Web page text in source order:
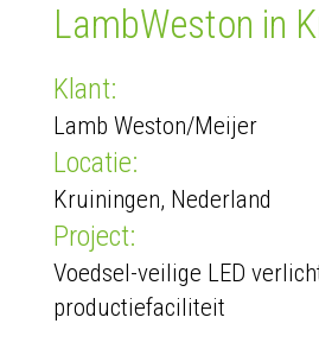
LambWeston in
Klant:
Lamb Weston/Meijer
Locatie:
Kruiningen, Nederland
Project:
Voedsel-veilige LED
productiefaciliteit